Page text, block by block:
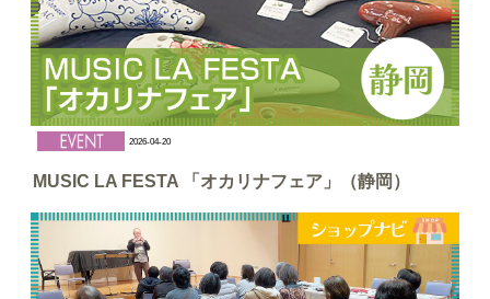
2026-04-20
MUSIC LA FESTA 「オカリナフェア」（静岡）